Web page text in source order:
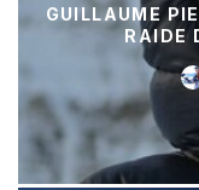
GUILLAUME
RAIDE